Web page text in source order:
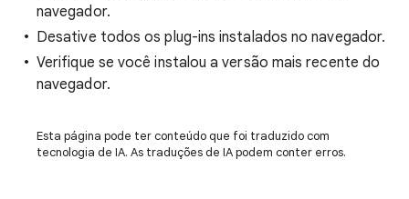
navegador.
Desative todos os plug-ins instalados no navegador.
Verifique se você instalou a versão mais recente do
navegador.
Esta página pode ter conteúdo que foi traduzido com
tecnologia de IA. As traduções de IA podem conter erros.